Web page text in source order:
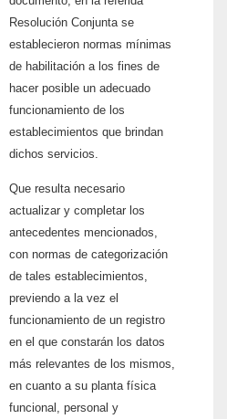
Resolución Conjunta se
establecieron normas mínimas
de habilitación a los fines de
hacer posible un adecuado
funcionamiento de los
establecimientos que brindan
dichos servicios.
Que resulta necesario
actualizar y completar los
antecedentes mencionados,
con normas de categorización
de tales establecimientos,
previendo a la vez el
funcionamiento de un registro
en el que constarán los datos
más relevantes de los mismos,
en cuanto a su planta física
funcional, personal y